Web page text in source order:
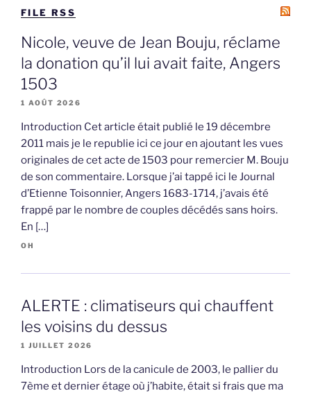
FILE RSS
Nicole, veuve de Jean Bouju, réclame
la donation qu’il lui avait faite, Angers
1503
1 AOÛT 2026
Introduction Cet article était publié le 19 décembre
2011 mais je le republie ici ce jour en ajoutant les vues
originales de cet acte de 1503 pour remercier M. Bouju
de son commentaire. Lorsque j’ai tappé ici le Journal
d’Etienne Toisonnier, Angers 1683-1714, j’avais été
frappé par le nombre de couples décédés sans hoirs.
En […]
OH
ALERTE : climatiseurs qui chauffent
les voisins du dessus
1 JUILLET 2026
Introduction Lors de la canicule de 2003, le pallier du
7ème et dernier étage où j’habite, était si frais que ma